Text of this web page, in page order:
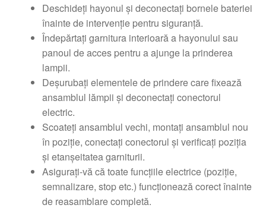
Deschideți hayonul și deconectați bornele bateriei
înainte de intervenție pentru siguranță.
Îndepărtați garnitura interioară a hayonului sau
panoul de acces pentru a ajunge la prinderea
lampii.
Deșurubați elementele de prindere care fixează
ansamblul lămpii și deconectați conectorul
electric.
Scoateți ansamblul vechi, montați ansamblul nou
în poziție, conectați conectorul și verificați poziția
și etanșeitatea garniturii.
Asigurați-vă că toate funcțiile electrice (poziție,
semnalizare, stop etc.) funcționează corect înainte
de reasamblare completă.